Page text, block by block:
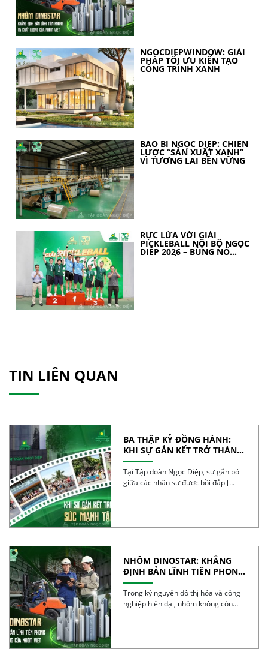
NGOCDIEPWINDOW: GIẢI
PHÁP TỐI ƯU KIẾN TẠO
CÔNG TRÌNH XANH
BAO BÌ NGỌC DIỆP: CHIẾN
LƯỢC “SẢN XUẤT XANH”
VÌ TƯƠNG LAI BỀN VỮNG
RỰC LỬA VỚI GIẢI
PICKLEBALL NỘI BỘ NGỌC
DIỆP 2026 – BÙNG NỔ
TINH THẦN 30 NĂM
TIN LIÊN QUAN
BA THẬP KỶ ĐỒNG HÀNH:
KHI SỰ GẮN KẾT TRỞ THÀNH
SỨC MẠNH TẬP THỂ
Tại Tập đoàn Ngọc Diệp, sự gắn bó
giữa các nhân sự được bồi đắp […]
NHÔM DINOSTAR: KHẲNG
ĐỊNH BẢN LĨNH TIÊN PHONG
VÀ CHẤT LƯỢNG CỦA NHÔM
VIỆT
Trong kỷ nguyên đô thị hóa và công
nghiệp hiện đại, nhôm không còn